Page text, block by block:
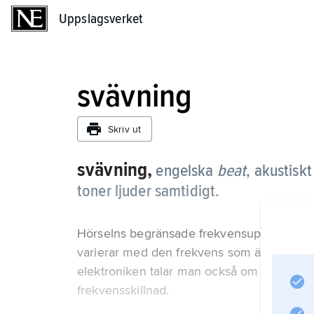
Uppslagsverket
svävning
Skriv ut
svävning, engelska beat,
toner ljuder samtidigt.
Hörselns begränsade frekvensupplösning
varierar med den frekvens som är
elektroniken talar man också om
frekvensskillnad.